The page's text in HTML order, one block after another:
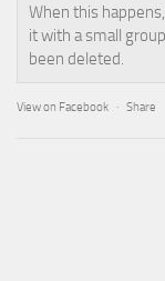
When this
it with a small
been deleted.
View on Facebook · Share